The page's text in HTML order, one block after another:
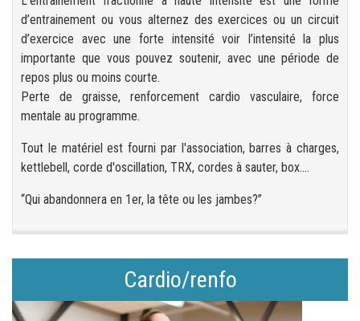
d’entrainement ou vous alternez des exercices ou un circuit
d’exercice avec une forte intensité voir l’intensité la plus
importante que vous pouvez soutenir, avec une période de
repos plus ou moins courte.
Perte de graisse, renforcement cardio vasculaire, force
mentale au programme.
Tout le matériel est fourni par l'association, barres à charges,
kettlebell, corde d'oscillation, TRX, cordes à sauter, box….
“Qui abandonnera en 1er, la tête ou les jambes?”
Cardio/renfo